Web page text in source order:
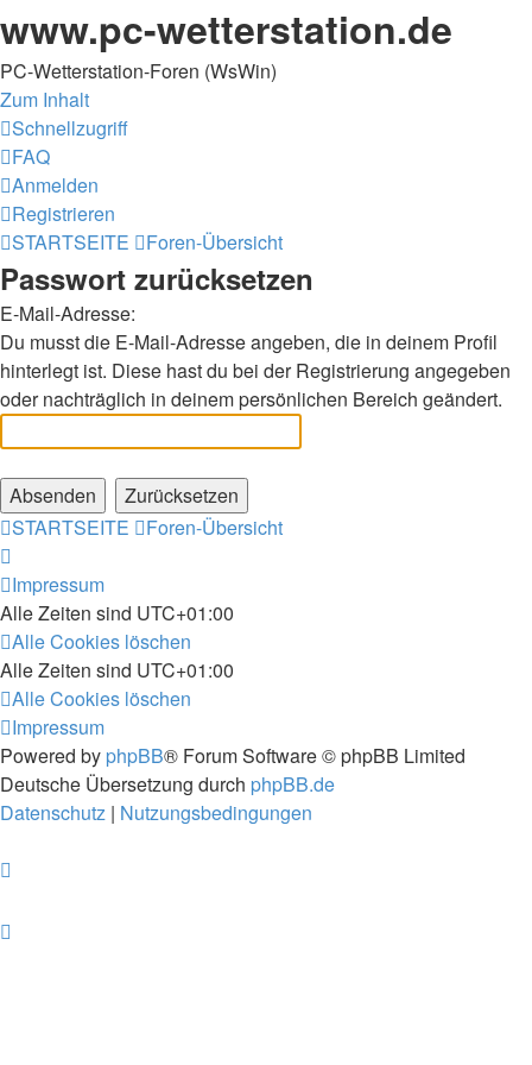
www.pc-wetterstation.de
PC-Wetterstation-Foren (WsWin)
Zum Inhalt
Schnellzugriff
FAQ
Anmelden
Registrieren
STARTSEITE
Foren-Übersicht
Passwort zurücksetzen
E-Mail-Adresse:
Du musst die E-Mail-Adresse angeben, die in deinem Profil
hinterlegt ist. Diese hast du bei der Registrierung angegeben
oder nachträglich in deinem persönlichen Bereich geändert.
STARTSEITE Foren-Übersicht
Impressum
Alle Zeiten sind UTC+01:00
Alle Cookies löschen
Alle Zeiten sind UTC+01:00
Alle Cookies löschen
Impressum
Powered by phpBB® Forum Software © phpBB Limited
Deutsche Übersetzung durch phpBB.de
Datenschutz | Nutzungsbedingungen